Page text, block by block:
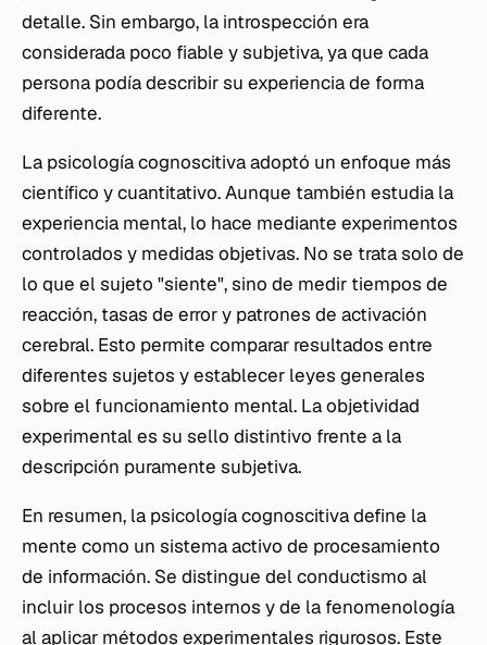
detalle. Sin embargo, la introspección era
considerada poco fiable y subjetiva, ya que cada
persona podía describir su experiencia de forma
diferente.
La psicología cognoscitiva adoptó un enfoque más
científico y cuantitativo. Aunque también estudia la
experiencia mental, lo hace mediante experimentos
controlados y medidas objetivas. No se trata solo de
lo que el sujeto "siente", sino de medir tiempos de
reacción, tasas de error y patrones de activación
cerebral. Esto permite comparar resultados entre
diferentes sujetos y establecer leyes generales
sobre el funcionamiento mental. La objetividad
experimental es su sello distintivo frente a la
descripción puramente subjetiva.
En resumen, la psicología cognoscitiva define la
mente como un sistema activo de procesamiento
de información. Se distingue del conductismo al
incluir los procesos internos y de la fenomenología
al aplicar métodos experimentales rigurosos. Este